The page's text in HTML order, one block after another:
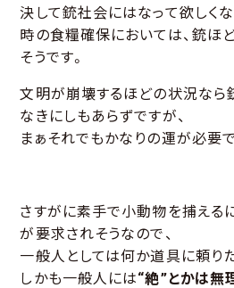
決して銃社会にはなって欲しく
時の食糧確保においては、銃ほ
そうです。
文明が崩壊するほどの状況なら
なきにしもあらずですが、
まぁそれでもかなりの運が必要で
さすがに素手で小動物を捕える
が要求されそうなので、
一般人としては何か道具に頼りた
しかも一般人には“絶”とかは無